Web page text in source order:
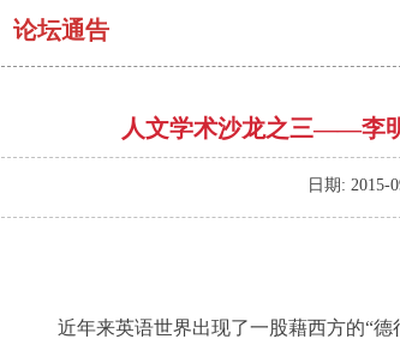
论坛通告
人文学术沙龙之三——李
日期: 2015-
近年来英语世界出现了一股藉西方的“德